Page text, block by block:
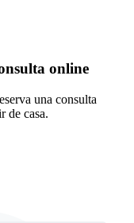
online
una consulta
de casa.